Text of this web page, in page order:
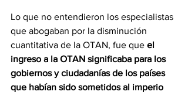
Lo que no entendieron los especialistas
que abogaban por la disminución
cuantitativa de la OTAN, fue que el
ingreso a la OTAN significaba para los
gobiernos y ciudadanías de los países
que habían sido sometidos al imperio